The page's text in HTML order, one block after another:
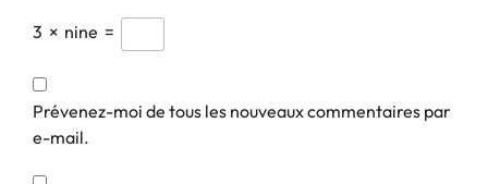
3 × nine =
Prévenez-moi de tous les nouveaux commentaires par
e-mail.